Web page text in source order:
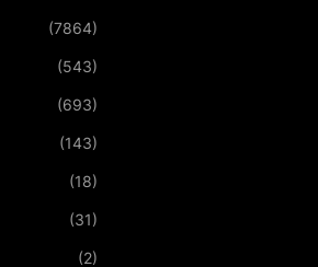
(7864)
(543)
(693)
(143)
(18)
(31)
(2)